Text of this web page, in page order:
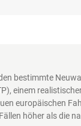
bestimmte
einem
europäischen
höher als die